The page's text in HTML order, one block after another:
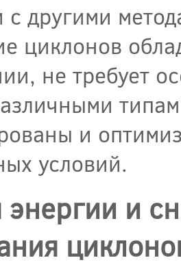
с другими
циклонов
не требует
и
условий.
и